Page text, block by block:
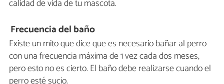
calidad de vida de tu mascota.
Frecuencia del baño
Existe un mito que dice que es necesario bañar al perro
con una frecuencia máxima de 1 vez cada dos meses,
pero esto no es cierto. El baño debe realizarse cuando el
perro esté sucio.